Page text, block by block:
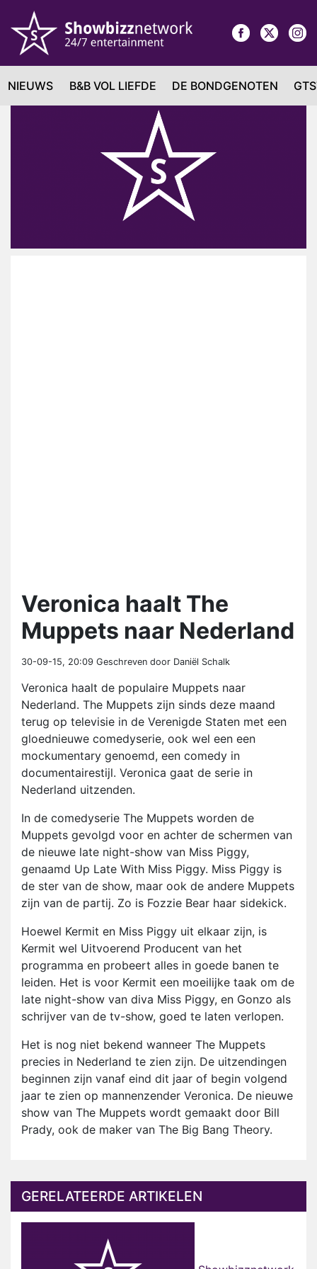
NIEUWS B&B VOL LIEFDE DE BONDGENOTEN
Veronica haalt The
Muppets naar Nederland
30-09-15, 20:09 Geschreven door Daniël Schalk
Veronica haalt de populaire Muppets naar
Nederland. The Muppets zijn sinds deze maand
terug op televisie in de Verenigde Staten met een
gloednieuwe comedyserie, ook wel een een
mockumentary genoemd, een comedy in
documentairestijl. Veronica gaat de serie in
Nederland uitzenden.
In de comedyserie The Muppets worden de
Muppets gevolgd voor en achter de schermen van
de nieuwe late night-show van Miss Piggy,
genaamd Up Late With Miss Piggy. Miss Piggy is
de ster van de show, maar ook de andere Muppets
zijn van de partij. Zo is Fozzie Bear haar sidekick.
Hoewel Kermit en Miss Piggy uit elkaar zijn, is
Kermit wel Uitvoerend Producent van het
programma en probeert alles in goede banen te
leiden. Het is voor Kermit een moeilijke taak om de
late night-show van diva Miss Piggy, en Gonzo als
schrijver van de tv-show, goed te laten verlopen.
Het is nog niet bekend wanneer The Muppets
precies in Nederland te zien zijn. De uitzendingen
beginnen zijn vanaf eind dit jaar of begin volgend
jaar te zien op mannenzender Veronica. De nieuwe
show van The Muppets wordt gemaakt door Bill
Prady, ook de maker van The Big Bang Theory.
GERELATEERDE ARTIKELEN